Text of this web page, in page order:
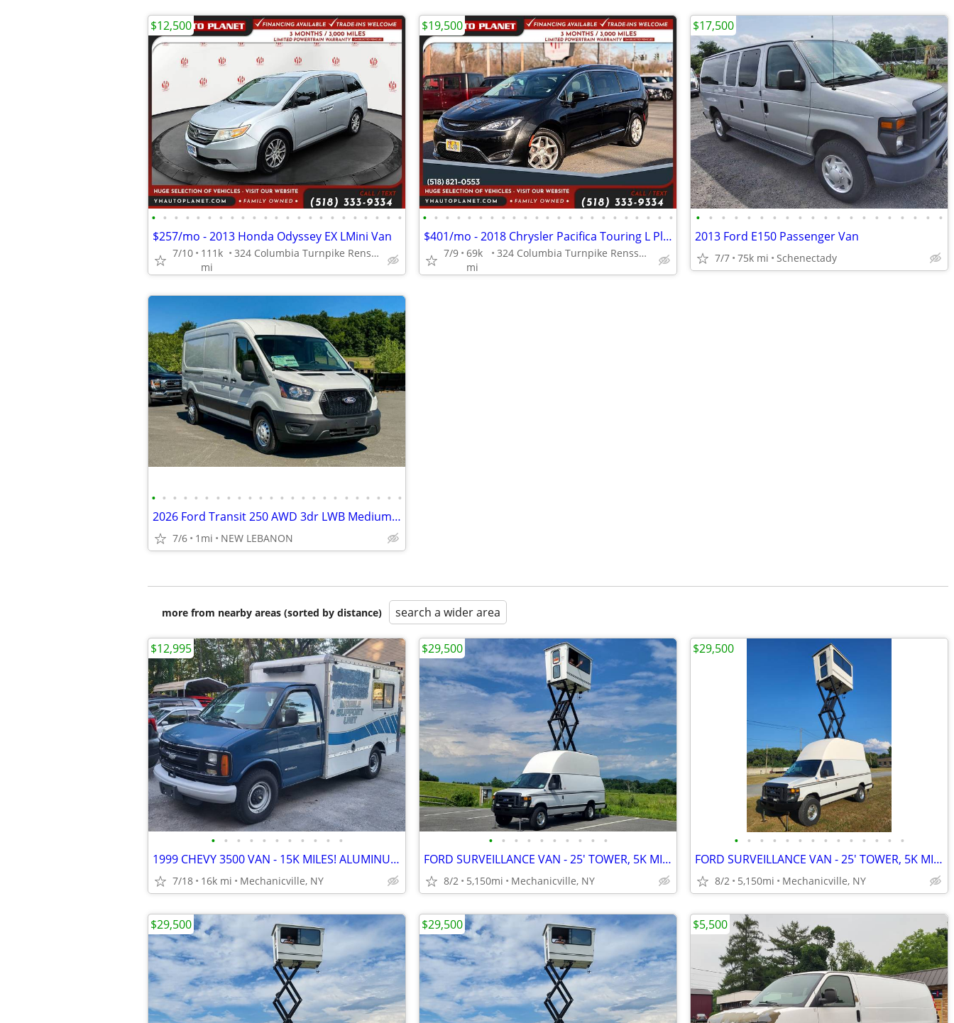
• • • • • • • • • • • • • • • • • • • • • • •
$257/mo - 2013 Honda Odyssey EX LMini Van
7/10
111k
mi
324 Columbia Turnpike Rensselaer NY 12144
$12,500
• • • • • • • • • • • • • • • • • • • • • • •
$401/mo - 2018 Chrysler Pacifica Touring L PlusMini Van
7/9 69k
mi
324 Columbia Turnpike Rensselaer NY 12144
$19,500
• • • • • • • • • • • • • • • • • • • •
2013 Ford E150 Passenger Van
7/7 75k mi Schenectady
$17,500
• • • • • • • • • • • • • • • • • • • • • • • •
2026 Ford Transit 250 AWD 3dr LWB Medium Roof Cargo Van
7/6 1mi NEW LEBANON
more from nearby areas (sorted by distance) search a wider area
• • • • • • • • • • •
1999 CHEVY 3500 VAN - 15K MILES! ALUMINUM BODY, ONE OWNER, EXC. COND.
7/18 16k mi Mechanicville, NY
$12,995
• • • • • • • • • •
FORD SURVEILLANCE VAN - 25' TOWER, 5K MILES! EXC. COND.(SEE VIDEO)
8/2 5,150mi Mechanicville, NY
$29,500
• • • • • • • • • • • • • •
FORD SURVEILLANCE VAN - 25' TOWER, 5K MILES! EXC. COND.(SEE VIDEO)
8/2 5,150mi Mechanicville, NY
$29,500
$29,500 $29,500 $5,500